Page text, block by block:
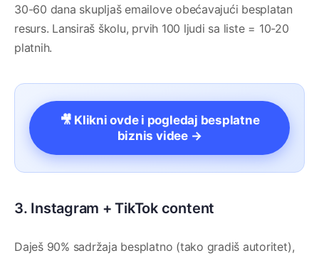
30-60 dana skupljaš emailove obećavajući besplatan
resurs. Lansiraš školu, prvih 100 ljudi sa liste = 10-20
platnih.
🎥 Klikni ovde i pogledaj besplatne
biznis videe →
3. Instagram + TikTok content
Daješ 90% sadržaja besplatno (tako gradiš autoritet),